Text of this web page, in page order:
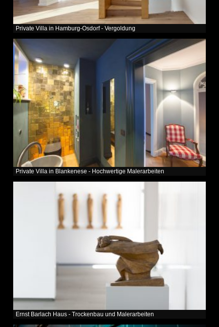
Private Villa in Hamburg-Osdorf - Vergoldung
Private Villa in Blankenese - Hochwertige Malerarbeiten
Ernst Barlach Haus - Trockenbau und Malerarbeiten